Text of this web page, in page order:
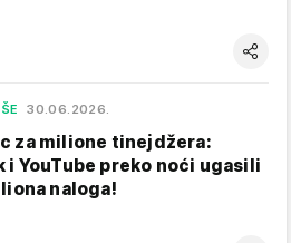
30.06.2026.
za milione tinejdžera:
i YouTube preko noći ugasili
naloga!